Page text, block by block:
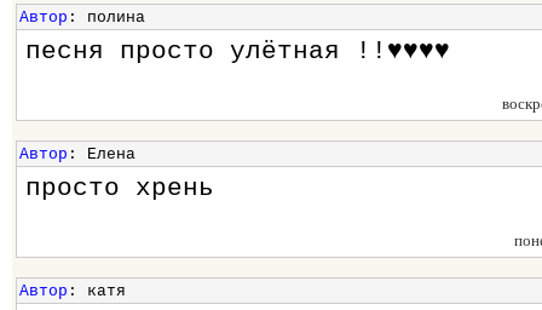
Автор : полина
песня просто улётная !!♥♥♥♥
Автор : Елена
просто хрень
Автор : катя